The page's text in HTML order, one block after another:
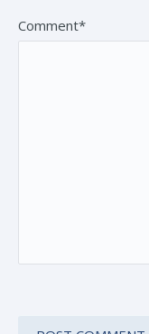
Comment*